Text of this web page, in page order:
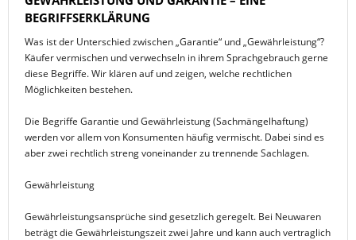
BEGRIFFSERKLÄRUNG
Was ist der Unterschied zwischen „Garantie“ und „Gewährleistung“?
Käufer vermischen und verwechseln in ihrem Sprachgebrauch gerne
diese Begriffe. Wir klären auf und zeigen, welche rechtlichen
Möglichkeiten bestehen.
Die Begriffe Garantie und Gewährleistung (Sachmängelhaftung)
werden vor allem von Konsumenten häufig vermischt. Dabei sind es
aber zwei rechtlich streng voneinander zu trennende Sachlagen.
Gewährleistung
Gewährleistungsansprüche sind gesetzlich geregelt. Bei Neuwaren
beträgt die Gewährleistungszeit zwei Jahre und kann auch vertraglich